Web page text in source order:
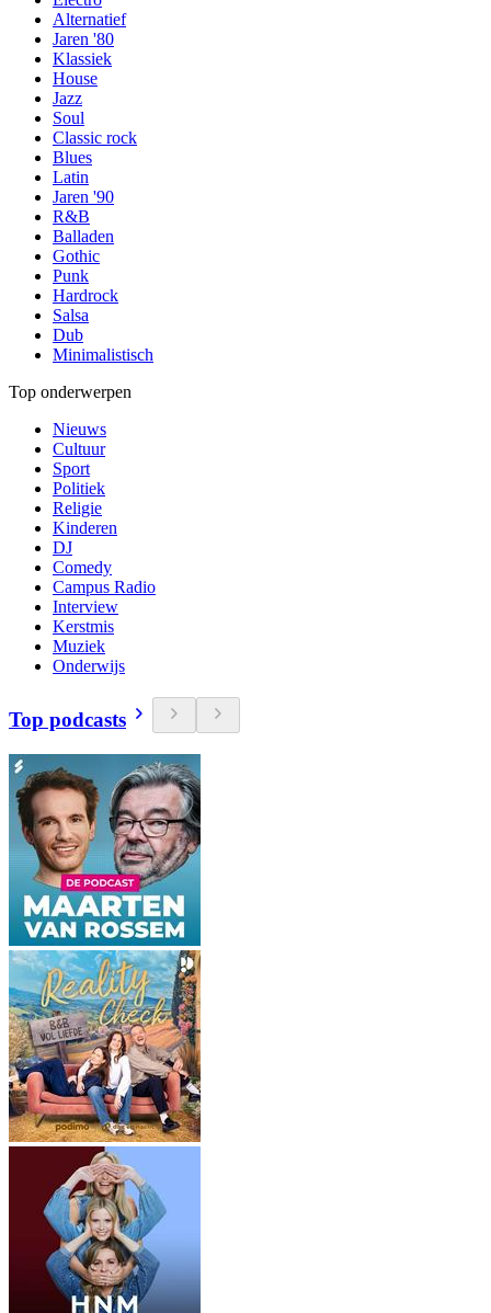
Alternatief
Jaren '80
Klassiek
House
Jazz
Soul
Classic rock
Blues
Latin
Jaren '90
R&B
Balladen
Gothic
Punk
Hardrock
Salsa
Dub
Minimalistisch
Top onderwerpen
Nieuws
Cultuur
Sport
Politiek
Religie
Kinderen
DJ
Comedy
Campus Radio
Interview
Kerstmis
Muziek
Onderwijs
Top podcasts